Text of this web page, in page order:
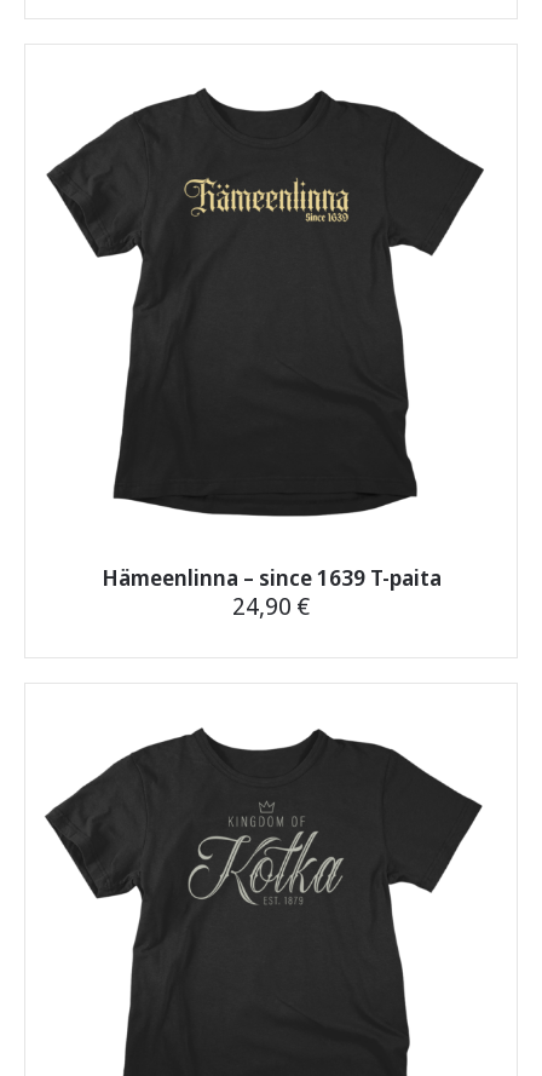
tuotteella
on
muunnelma.
valinnat
tuotteen
Hämeenlinna – since 1639 T-paita
24,90 €
tuotteella
on
muunnelma.
tehdä
valinnat
tuotteen
sivulla.